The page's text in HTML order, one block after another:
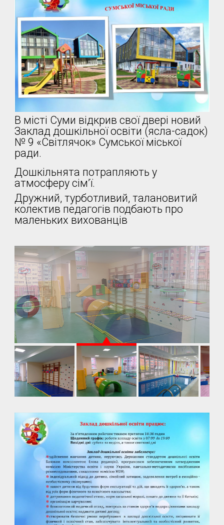
В місті Суми відкрив свої двері новий
Заклад дошкільної освіти (ясла-садок)
№ 9 «Світлячок» Сумської міської
ради.
Дошкільнята потрапляють у
атмосферу сім’ї.
Дружний, турботливий, талановитий
колектив педагогів подбають про
маленьких вихованців